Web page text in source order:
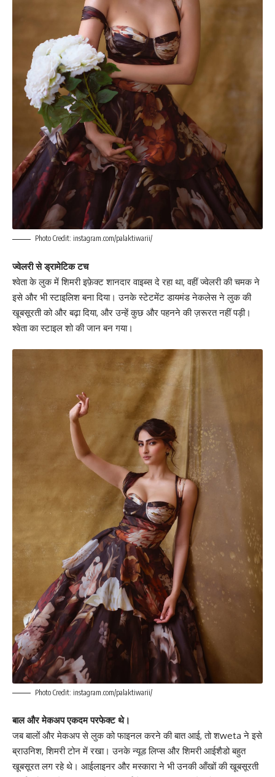
Photo Credit: instagram.com/palaktiwarii/
ज्वेलरी से ड्रामेटिक टच
श्वेता के लुक में शिमरी इफ़ेक्ट शानदार वाइब्स दे रहा था, वहीं ज्वेलरी की चमक ने
इसे और भी स्टाइलिश बना दिया। उनके स्टेटमेंट डायमंड नेकलेस ने लुक की
खूबसूरती को और बढ़ा दिया, और उन्हें कुछ और पहनने की ज़रूरत नहीं पड़ी।
श्वेता का स्टाइल शो की जान बन गया।
Photo Credit: instagram.com/palaktiwarii/
बाल और मेकअप एकदम परफेक्ट थे।
जब बालों और मेकअप से लुक को फाइनल करने की बात आई, तो शweta ने इसे
ब्राउनिश, शिमरी टोन में रखा। उनके न्यूड लिप्स और शिमरी आईशैडो बहुत
खूबसूरत लग रहे थे। आईलाइनर और मस्कारा ने भी उनकी आँखों की खूबसूरती